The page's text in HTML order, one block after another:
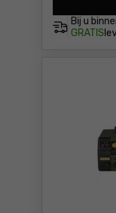
Bij u
GRATIS